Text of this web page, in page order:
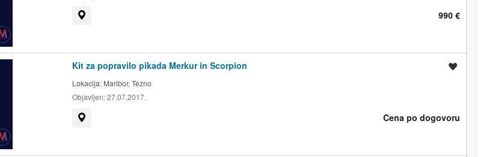
990 €
Kit za popravilo pikada Merkur in Scorpion
Lokacija: Maribor, Tezno
Objavljen:27.07.2017.
Cena po dogovoru